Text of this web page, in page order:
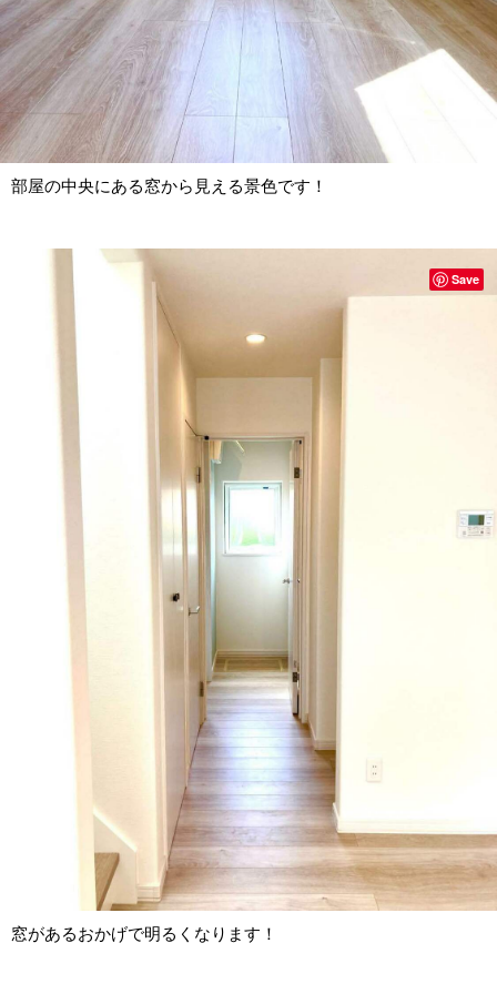
部屋の中央にある窓から見える景色です！
窓があるおかげで明るくなります！
Save